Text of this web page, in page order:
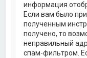
информация
Если вам было
полученным
получено, то
неправильный
спам-фильтром.